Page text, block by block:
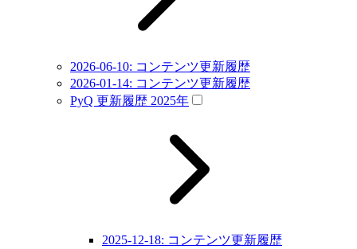
2026-06-10: コンテンツ更新履歴
2026-01-14: コンテンツ更新履歴
PyQ 更新履歴 2025年
2025-12-18: コンテンツ更新履歴